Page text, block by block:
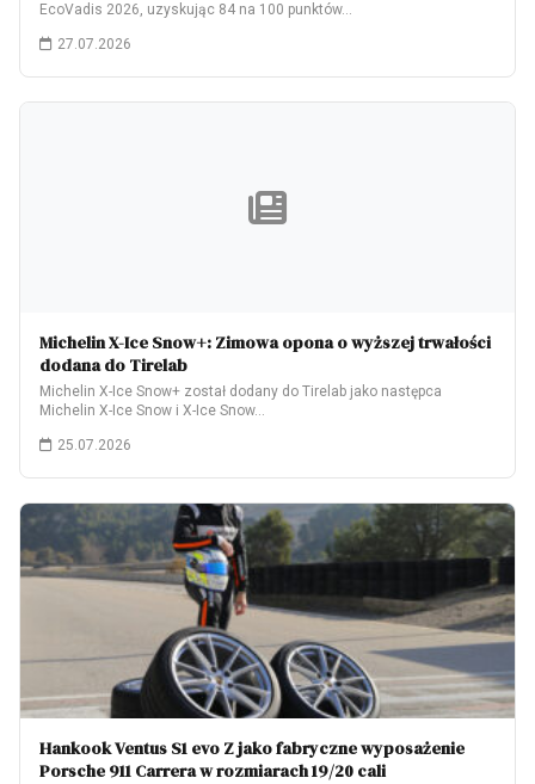
EcoVadis 2026, uzyskując 84 na 100 punktów…
27.07.2026
Michelin X-Ice Snow+: Zimowa opona o wyższej trwałości
dodana do Tirelab
Michelin X-Ice Snow+ został dodany do Tirelab jako następca
Michelin X-Ice Snow i X-Ice Snow…
25.07.2026
Hankook Ventus S1 evo Z jako fabryczne wyposażenie
Porsche 911 Carrera w rozmiarach 19/20 cali